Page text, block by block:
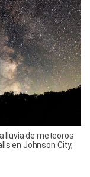
lluvia de meteoros
en Johnson City,